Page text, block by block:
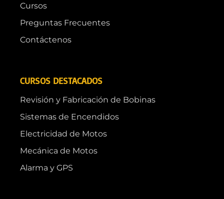
Cursos
Preguntas Frecuentes
Contáctenos
CURSOS DESTACADOS
Revisión y Fabricación de Bobinas
Sistemas de Encendidos
Electricidad de Motos
Mecánica de Motos
Alarma y GPS